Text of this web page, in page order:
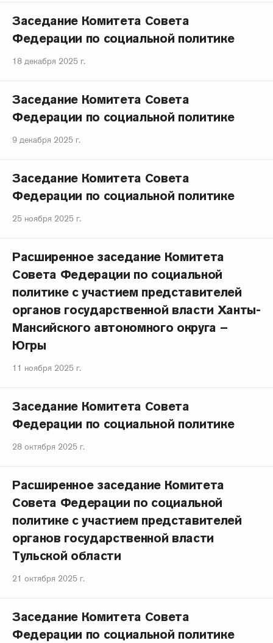
Заседание Комитета Совета
Федерации по социальной политике
18 декабря 2025 г.
Заседание Комитета Совета
Федерации по социальной политике
9 декабря 2025 г.
Заседание Комитета Совета
Федерации по социальной политике
25 ноября 2025 г.
Расширенное заседание Комитета
Совета Федерации по социальной
политике с участием представителей
органов государственной власти Ханты-
Мансийского автономного округа –
Югры
11 ноября 2025 г.
Заседание Комитета Совета
Федерации по социальной политике
28 октября 2025 г.
Расширенное заседание Комитета
Совета Федерации по социальной
политике с участием представителей
органов государственной власти
Тульской области
21 октября 2025 г.
Заседание Комитета Совета
Федерации по социальной политике